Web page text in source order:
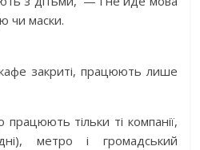
чи маски.
закриті, працюють лише
тільки ті компанії,
метро і громадський